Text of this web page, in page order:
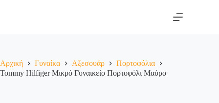
Αρχική Γυναίκα Αξεσουάρ
Πορτοφόλια
Tommy Hilfiger Μικρό Γυναικείο Πορτοφόλι Μαύρο